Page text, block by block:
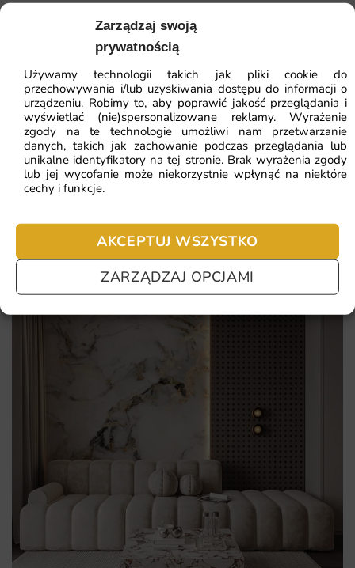
Zarządzaj swoją
prywatnością
Używamy technologii takich jak pliki cookie do
przechowywania i/lub uzyskiwania dostępu do informacji o
urządzeniu. Robimy to, aby poprawić jakość przeglądania i
wyświetlać (nie)spersonalizowane reklamy. Wyrażenie
zgody na te technologie umożliwi nam przetwarzanie
danych, takich jak zachowanie podczas przeglądania lub
unikalne identyfikatory na tej stronie. Brak wyrażenia zgody
lub jej wycofanie może niekorzystnie wpłynąć na niektóre
cechy i funkcje.
AKCEPTUJ WSZYSTKO
ZARZĄDZAJ OPCJAMI
Sprawdź, co konkretnie wyróżnia tę propozycję:
egzotyczny, boho-chic motyw dekoracji
różowe akcenty wnoszące lekkość
stylistyka rodem z butikowej fotografii
wzór, który podkreśla nowoczesne wnętrza
64.51zł
Najniższa cena z 30 dni:41.93zł
ZOBACZ WSZYSTKIE
Najczęściej zadawane pytania
Pomagamy i doradzamy przy każdym zakupie. Ale jeżeli